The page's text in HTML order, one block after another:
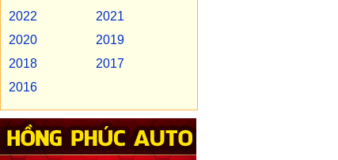
2022
2021
2020
2019
2018
2017
2016